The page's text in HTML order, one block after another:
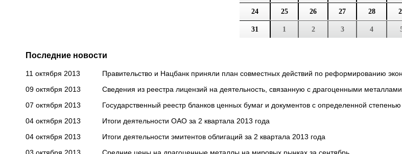
24 25 26 27 28
31 1 2 3 4
Последние новости
11 октября 2013
Правительство и Нацбанк приняли план совместных действий по реформированию
09 октября 2013
Cведения из реестра лицензий на деятельность, связанную с драгоценными
07 октября 2013
Государственный реестр бланков ценных бумаг и документов с определенной
04 октября 2013
Итоги деятельности ОАО за 2 квартала 2013 года
04 октября 2013
Итоги деятельности эмитентов облигаций за 2 квартала 2013 года